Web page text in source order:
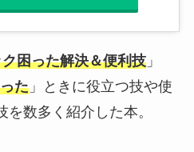
困った解決＆便利技」
た」ときに役立つ技や使
を数多く紹介した本。